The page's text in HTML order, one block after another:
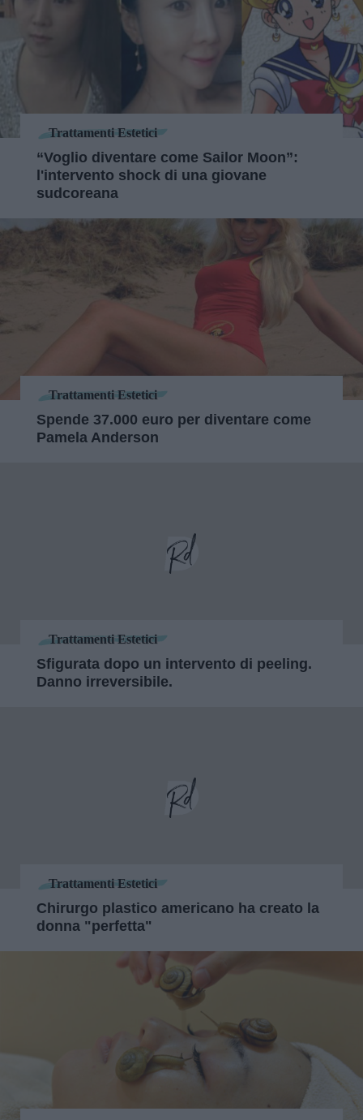
Trattamenti Estetici
“Voglio diventare come Sailor Moon”:
l'intervento shock di una giovane
sudcoreana
Trattamenti Estetici
Spende 37.000 euro per diventare come
Pamela Anderson
Trattamenti Estetici
Sfigurata dopo un intervento di peeling.
Danno irreversibile.
Trattamenti Estetici
Chirurgo plastico americano ha creato la
donna "perfetta"